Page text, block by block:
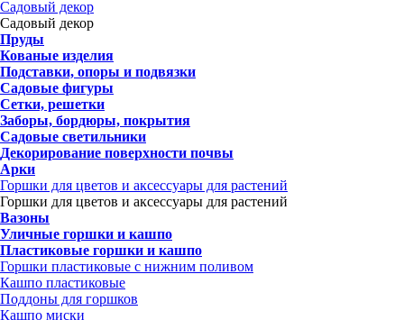
Садовый декор
Садовый декор
Пруды
Кованые изделия
Подставки, опоры и подвязки
Садовые фигуры
Сетки, решетки
Заборы, бордюры, покрытия
Садовые светильники
Декорирование поверхности почвы
Арки
Горшки для цветов и аксессуары для растений
Горшки для цветов и аксессуары для растений
Вазоны
Уличные горшки и кашпо
Пластиковые горшки и кашпо
Горшки пластиковые с нижним поливом
Кашпо пластиковые
Поддоны для горшков
Кашпо миски